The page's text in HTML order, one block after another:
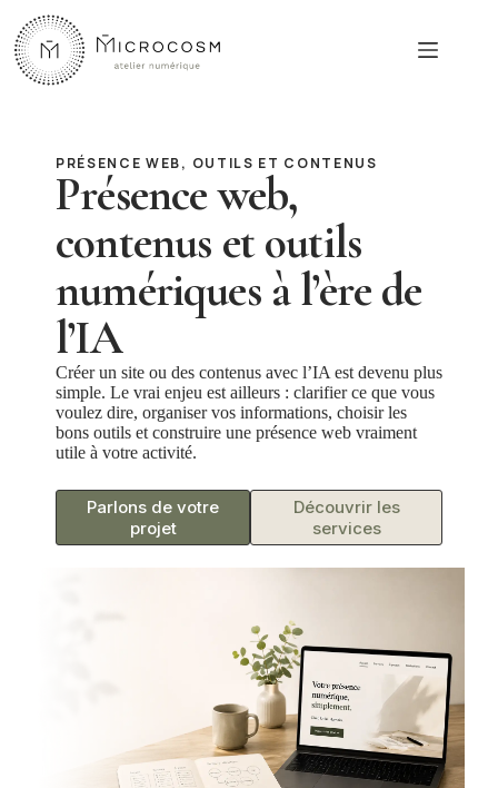
contenu
PRÉSENCE WEB, OUTILS ET CONTENUS
Présence web,
contenus et outils
numériques à l’ère de
l’IA
Créer un site ou des contenus avec l’IA est devenu plus
simple. Le vrai enjeu est ailleurs : clarifier ce que vous
voulez dire, organiser vos informations, choisir les
bons outils et construire une présence web vraiment
utile à votre activité.
Parlons de votre
projet
Découvrir les
services